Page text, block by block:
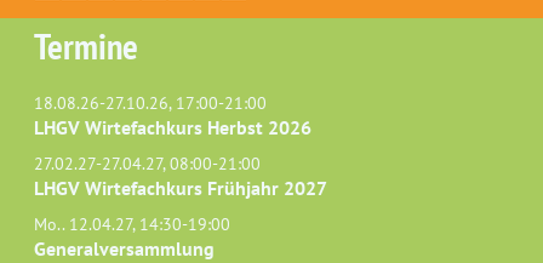
Termine
18.08.26-27.10.26, 17:00-21:00
LHGV Wirtefachkurs Herbst 2026
27.02.27-27.04.27, 08:00-21:00
LHGV Wirtefachkurs Frühjahr 2027
Mo.. 12.04.27, 14:30-19:00
Generalversammlung